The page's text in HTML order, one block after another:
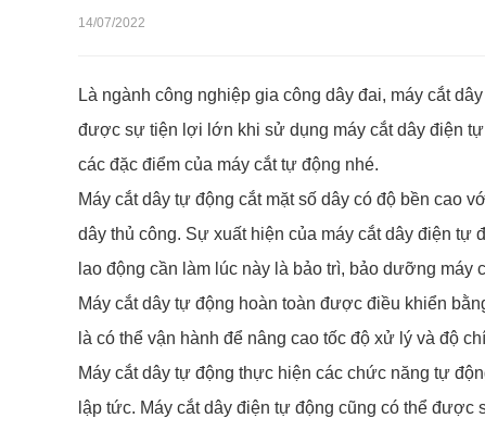
14/07/2022
Là ngành công nghiệp gia công dây đai, máy cắt
được sự tiện lợi lớn khi sử dụng máy cắt dây điện
các đặc điểm của máy cắt tự động nhé.
Máy cắt dây tự động cắt mặt số dây có độ bền cao
dây thủ công. Sự xuất hiện của máy cắt dây điện
lao động cần làm lúc này là bảo trì, bảo dưỡng máy
Máy cắt dây tự động hoàn toàn được điều khiển
là có thể vận hành để nâng cao tốc độ xử lý và độ
Máy cắt dây tự động thực hiện các chức năng tự
lập tức. Máy cắt dây điện tự động cũng có thể